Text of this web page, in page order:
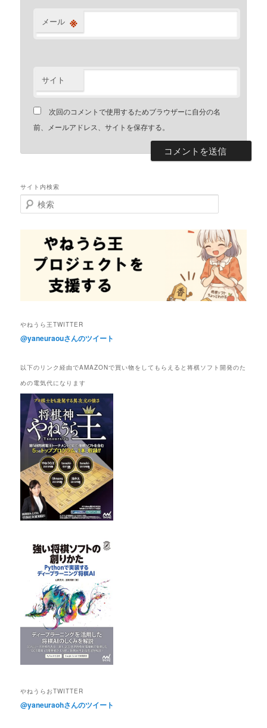
メール ※
サイト
次回のコメントで使用するためブラウザーに自分の名
前、メールアドレス、サイトを保存する。
サイト内検索
検
索
やねうら王TWITTER
@yaneuraouさんのツイート
以下のリンク経由でAMAZONで買い物をしてもらえると将棋ソフト開発のた
めの電気代になります
やねうらおTWITTER
@yaneuraohさんのツイート